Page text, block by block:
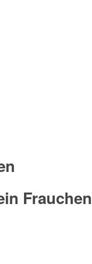
Frauchen